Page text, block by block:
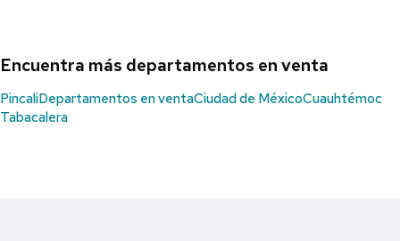
Encuentra más departamentos en venta
PincaliDepartamentos en ventaCiudad de MéxicoCuauhtémoc
Tabacalera